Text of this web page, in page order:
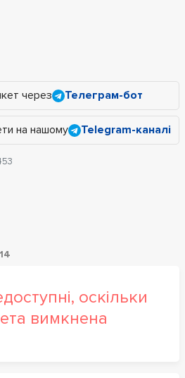
через Телеграм-бот
на нашому Telegram-каналі
оскільки
вимкнена